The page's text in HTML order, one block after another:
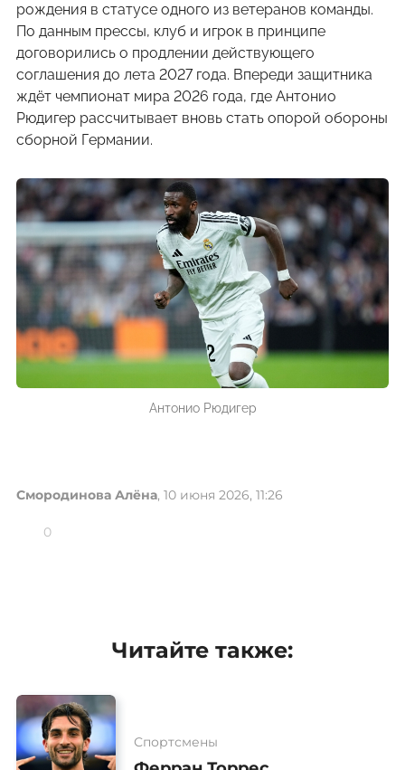
рождения в статусе одного из ветеранов команды.
По данным прессы, клуб и игрок в принципе
договорились о продлении действующего
соглашения до лета 2027 года. Впереди защитника
ждёт чемпионат мира 2026 года, где Антонио
Рюдигер рассчитывает вновь стать опорой обороны
сборной Германии.
Антонио Рюдигер
Смородинова Алёна, 10 июня 2026, 11:26
0
Читайте также:
Спортсмены